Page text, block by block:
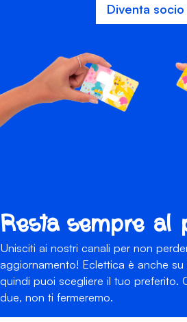
Diventa socio
Resta sempre al
Unisciti ai nostri canali per non
aggiornamento! Eclettica è anche
quindi puoi scegliere il tuo preferito.
due, non ti fermeremo.